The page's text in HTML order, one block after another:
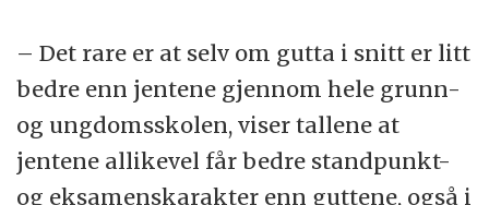
– Det rare er at selv om gutta i snitt er litt
bedre enn jentene gjennom hele grunn-
og ungdomsskolen, viser tallene at
jentene allikevel får bedre standpunkt-
og eksamenskarakter enn guttene, også i